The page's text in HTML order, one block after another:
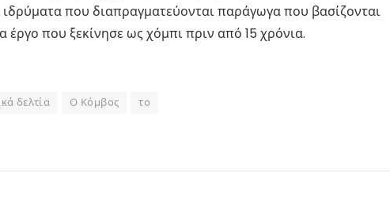
που διαπραγματεύονται παράγωγα που βασίζονται
έργο που ξεκίνησε ως χόμπι πριν από 15 χρόνια.
δελτία Ο Κόμβος το